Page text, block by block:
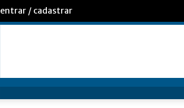
entrar / cadastrar